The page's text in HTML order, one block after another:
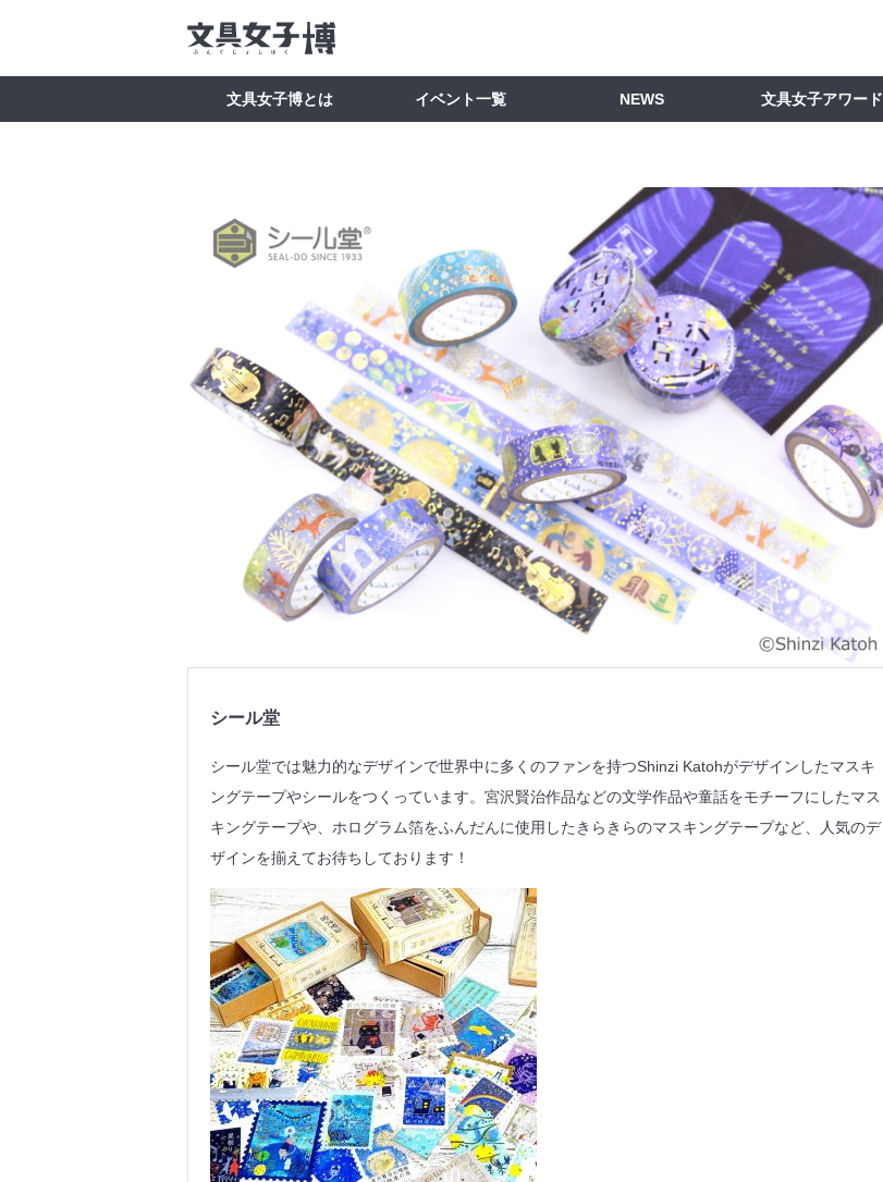
文具女子博とは イベント一覧 NEWS 文具女子アワード
シール堂
シール堂では魅力的なデザインで世界中に多くのファンを持つShinzi Katohがデザインしたマスキ
ングテープやシールをつくっています。宮沢賢治作品などの文学作品や童話をモチーフにしたマス
キングテープや、ホログラム箔をふんだんに使用したきらきらのマスキングテープなど、人気のデ
ザインを揃えてお待ちしております！